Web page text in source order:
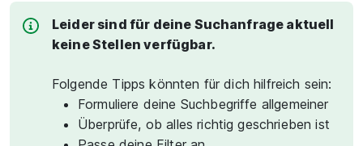
Leider sind für deine Suchanfrage aktuell
keine Stellen verfügbar.
Folgende Tipps könnten für dich hilfreich sein:
Formuliere deine Suchbegriffe allgemeiner
Überprüfe, ob alles richtig geschrieben ist